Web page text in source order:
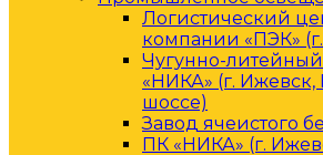
Логистический
компании «ПЭК»
Чугунно-
«НИКА» (г. Ижевск,
шоссе)
Завод ячеистого
ПК «НИКА» (г.